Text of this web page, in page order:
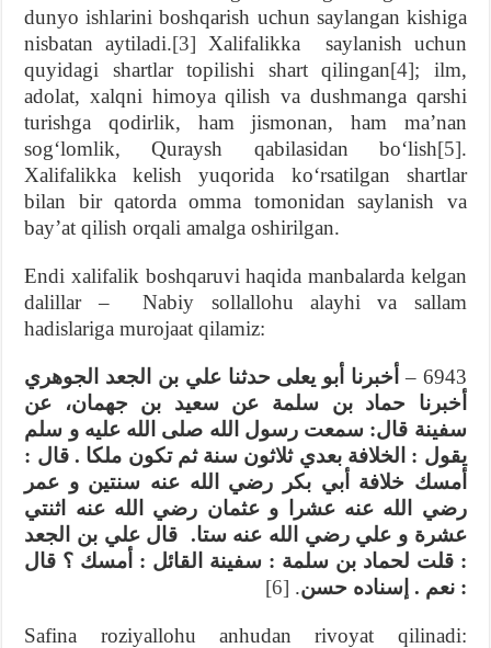
dunyo ishlarini boshqarish uchun saylangan kishiga
nisbatan aytiladi.[3] Xalifalikka saylanish uchun
quyidagi shartlar topilishi shart qilingan[4]; ilm,
adolat, xalqni himoya qilish va dushmanga qarshi
turishga qodirlik, ham jismonan, ham maʼnan
sogʻlomlik, Quraysh qabilasidan boʻlish[5].
Xalifalikka kelish yuqorida koʻrsatilgan shartlar
bilan bir qatorda omma tomonidan saylanish va
bayʼat qilish orqali amalga oshirilgan.
Endi xalifalik boshqaruvi haqida manbalarda kelgan
dalillar – Nabiy sollallohu alayhi va sallam
hadislariga murojaat qilamiz:
6943 –
أخبرنا أبو يعلى حدثنا علي بن الجعد الجوهري
أخبرنا حماد بن سلمة عن سعيد بن جهمان، عن
سفينة قال: سمعت رسول الله صلى الله عليه و سلم
يقول : الخلافة بعدي ثلاثون سنة ثم تكون ملكا . قال :
أمسك خلافة أبي بكر رضي الله عنه سنتين و عمر
رضي الله عنه عشرا و عثمان رضي الله عنه اثنتي
عشرة و علي رضي الله عنه ستا. قال علي بن الجعد
: قلت لحماد بن سلمة : سفينة القائل : أمسك ؟ قال
: نعم . إسناده حسن.
[6]
Safina roziyallohu anhudan rivoyat qilinadi: